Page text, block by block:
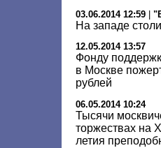
03.06.2014 12:59
На западе
12.05.2014 13:57
Фонду
в Москве
рублей
06.05.2014 10:24
Тысячи
торжествах на
летия